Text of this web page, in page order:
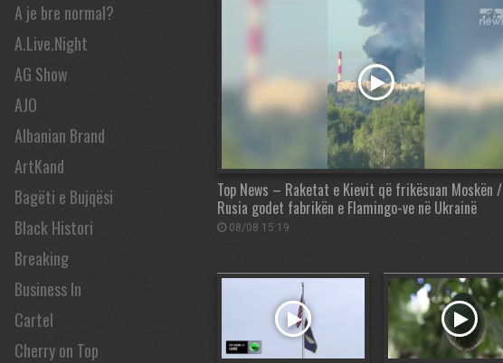
A je bre normal?
A.Live.Night
AG Show
AJO
Albanian Brand
ArtKand
Bagëti e Bujqësi
Black Histori
Breaking
Business In
Cartel
Cherry on Top
Top News – Raketat e Kievit që frikësuan Moskën /
Rusia godet fabrikën e Flamingo-ve në Ukrainë
08/08 15:19